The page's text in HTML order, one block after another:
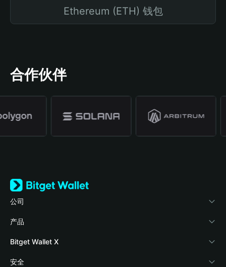
Ethereum (ETH) 钱包
合作伙伴
公司
关于 Bitget Wallet
博客
学院
产品
加密卡
稳定币理财
Bitget Wallet X
开发者文档
安全